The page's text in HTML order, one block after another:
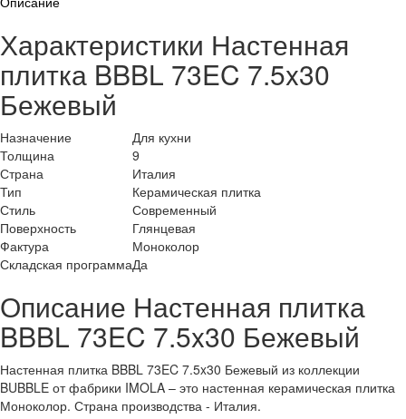
Характеристики Настенная
плитка BBBL 73EC 7.5x30
Бежевый
Назначение
Для кухни
Толщина
9
Страна
Италия
Тип
Керамическая плитка
Стиль
Современный
Поверхность
Глянцевая
Фактура
Моноколор
Складская программаДа
Описание Настенная плитка
BBBL 73EC 7.5x30 Бежевый
Настенная плитка BBBL 73EC 7.5x30 Бежевый из коллекции
BUBBLE от фабрики IMOLA – это настенная керамическая плитка
Моноколор. Страна производства - Италия.